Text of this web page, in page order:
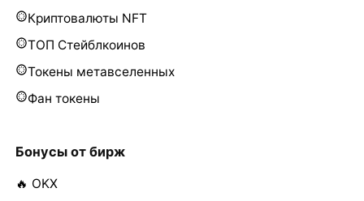
Криптовалюты NFT
ТОП Стейблкоинов
Токены метавселенных
Фан токены
Бонусы от бирж
🔥 OKX